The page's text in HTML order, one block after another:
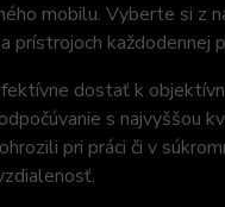
mobilu. Vyberte si z
prístrojoch každodennej
dostať k
s najvyššou
pri práci či v